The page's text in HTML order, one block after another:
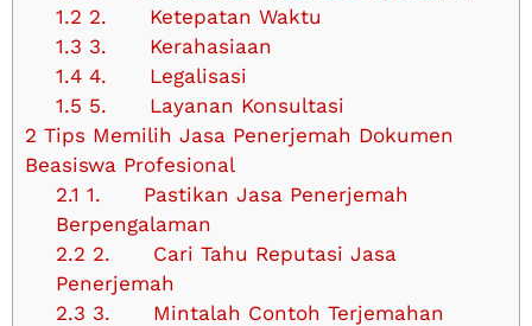
1.2 2. Ketepatan Waktu
1.3 3. Kerahasiaan
1.44. Legalisasi
1.5 5. Layanan Konsultasi
2 Tips Memilih Jasa Penerjemah Dokumen
Beasiswa Profesional
2.1 1. Pastikan Jasa Penerjemah
Berpengalaman
2.2 2. Cari Tahu Reputasi Jasa
Penerjemah
2.3 3. Mintalah Contoh Terjemahan